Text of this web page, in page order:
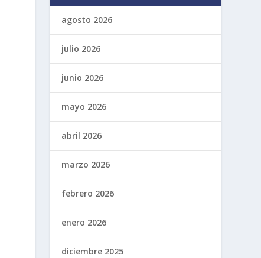
agosto 2026
julio 2026
junio 2026
mayo 2026
abril 2026
marzo 2026
febrero 2026
enero 2026
diciembre 2025